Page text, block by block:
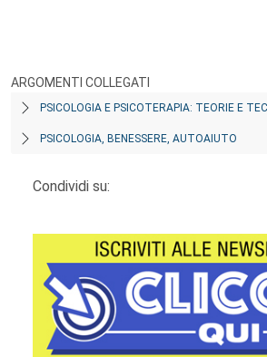
ARGOMENTI COLLEGATI
PSICOLOGIA E PSICOTERAPIA: TEORIE E
PSICOLOGIA, BENESSERE, AUTOAIUTO
Condividi su: